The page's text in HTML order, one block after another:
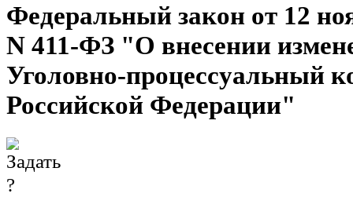
Федеральный закон от 12
N 411-ФЗ "О внесении
Уголовно-процессуальный
Российской Федерации"